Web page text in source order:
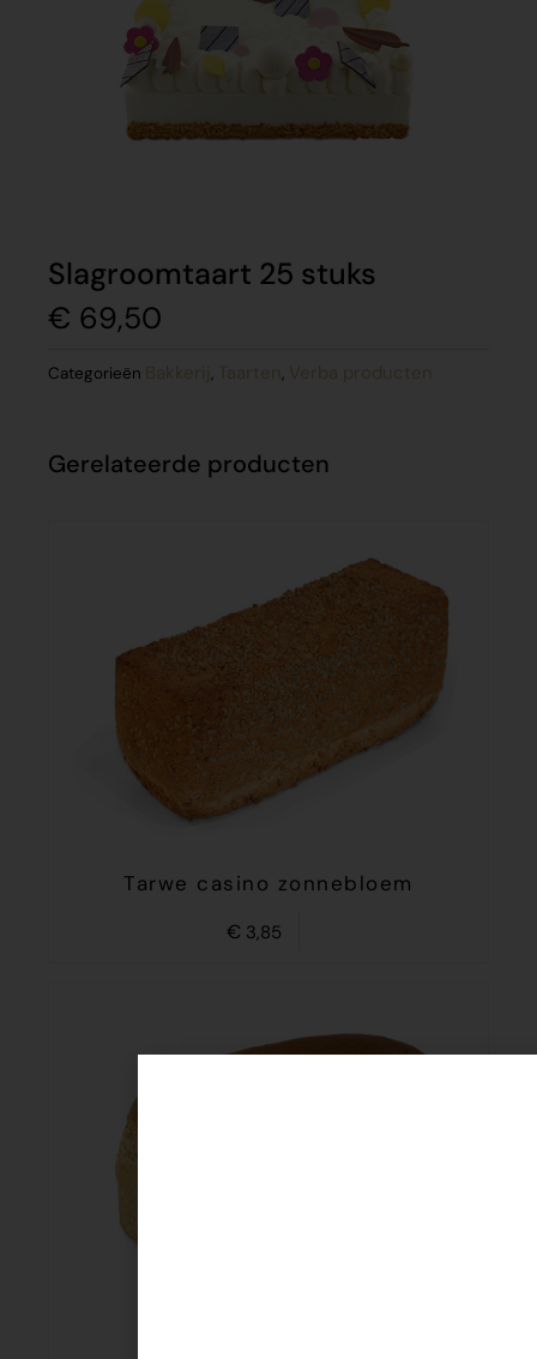
Slagroomtaart 25 stuks
€ 69,50
Categorieën Bakkerij , Taarten , Verba producten
Gerelateerde producten
Tarwe casino zonnebloem
€ 3,85